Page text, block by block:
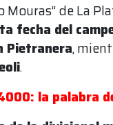
de La
fecha del
Pietranera,
.
la palabra